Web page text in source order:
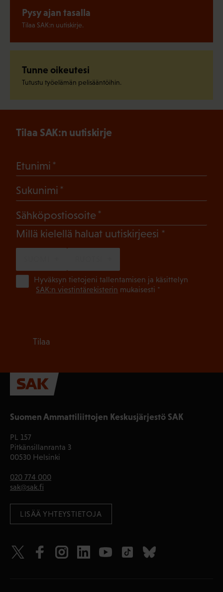
Pysy ajan tasalla
Tilaa SAK:n uutiskirje.
Tunne oikeutesi
Tutustu työelämän pelisääntöihin.
Suomen Ammattiliittojen Keskusjärjestö SAK
PL 157
Pitkänsillanranta 3
00530 Helsinki
020 774 000
sak@sak.fi
LISÄÄ YHTEYSTIETOJA
Tilaa SAK:n uutiskirje
Etunimi
Sukunimi
Sähköpostiosoite
Millä kielellä haluat uutiskirjeesi (Pakollinen)
Hyväksyn tietojeni tallentamisen ja käsittelyn
SAK:n viestintärekisterin mukaisesti *
Tilaa